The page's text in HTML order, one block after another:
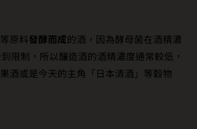
原料發酵而成的酒，因為酵母菌在酒精濃
限制，所以釀造酒的酒精濃度通常較低，
酒或是今天的主角「日本清酒」等穀物